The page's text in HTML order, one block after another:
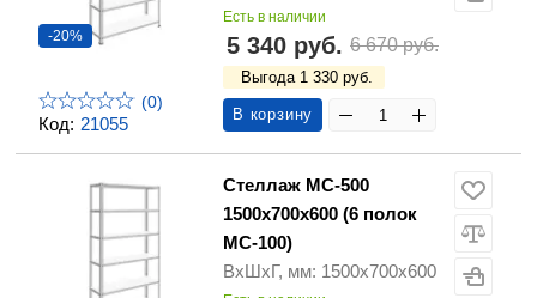
Код: 21055
-20%
(0)
Есть в наличии
5 340 руб. 6 670 руб.
Выгода 1 330 руб.
В корзину
Стеллаж МС-500
1500х700х600 (6 полок
МС-100)
ВхШхГ, мм: 1500х700х600